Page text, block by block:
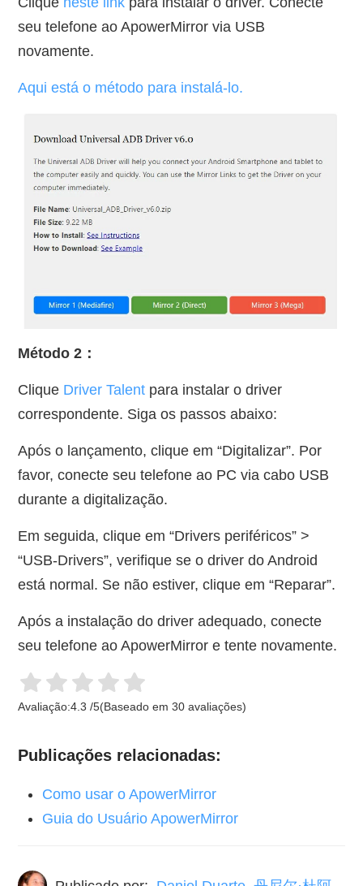
seu telefone ao ApowerMirror via USB
novamente.
Aqui está o método para instalá-lo.
Método 2：
Clique Driver Talent para instalar o driver
correspondente. Siga os passos abaixo:
Após o lançamento, clique em “Digitalizar”. Por
favor, conecte seu telefone ao PC via cabo USB
durante a digitalização.
Em seguida, clique em “Drivers periféricos” >
“USB-Drivers”, verifique se o driver do Android
está normal. Se não estiver, clique em “Reparar”.
Após a instalação do driver adequado, conecte
seu telefone ao ApowerMirror e tente novamente.
Avaliação:4.3 /5(Baseado em30 avaliações)
Publicações relacionadas:
Como usar o ApowerMirror
Guia do Usuário ApowerMirror